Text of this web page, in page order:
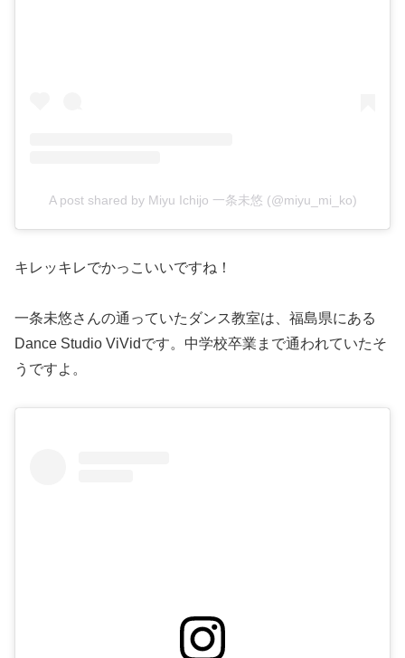
A post shared by Miyu Ichijo 一条未悠 (@miyu_mi_ko)
キレッキレでかっこいいですね！
一条未悠さんの通っていたダンス教室は、福島県にある
Dance Studio ViVidです。中学校卒業まで通われていたそ
うですよ。